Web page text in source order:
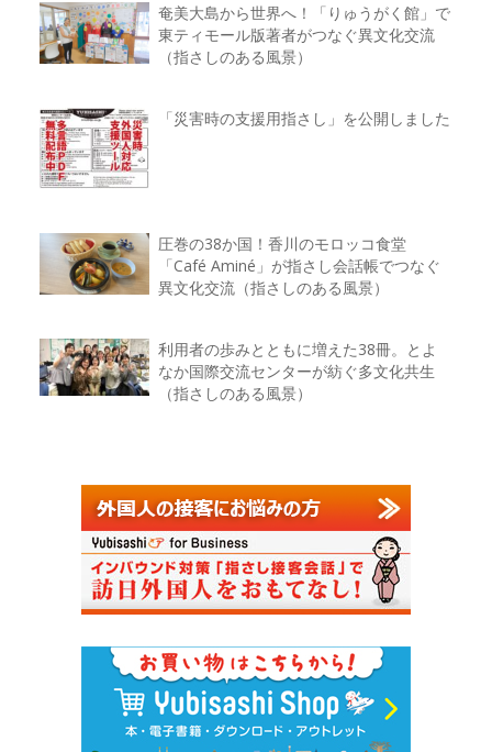
奄美大島から世界へ！「りゅうがく館」で
東ティモール版著者がつなぐ異文化交流
（指さしのある風景）
「災害時の支援用指さし」を公開しました
圧巻の38か国！香川のモロッコ食堂
「Café Aminé」が指さし会話帳でつなぐ
異文化交流（指さしのある風景）
利用者の歩みとともに増えた38冊。とよ
なか国際交流センターが紡ぐ多文化共生
（指さしのある風景）